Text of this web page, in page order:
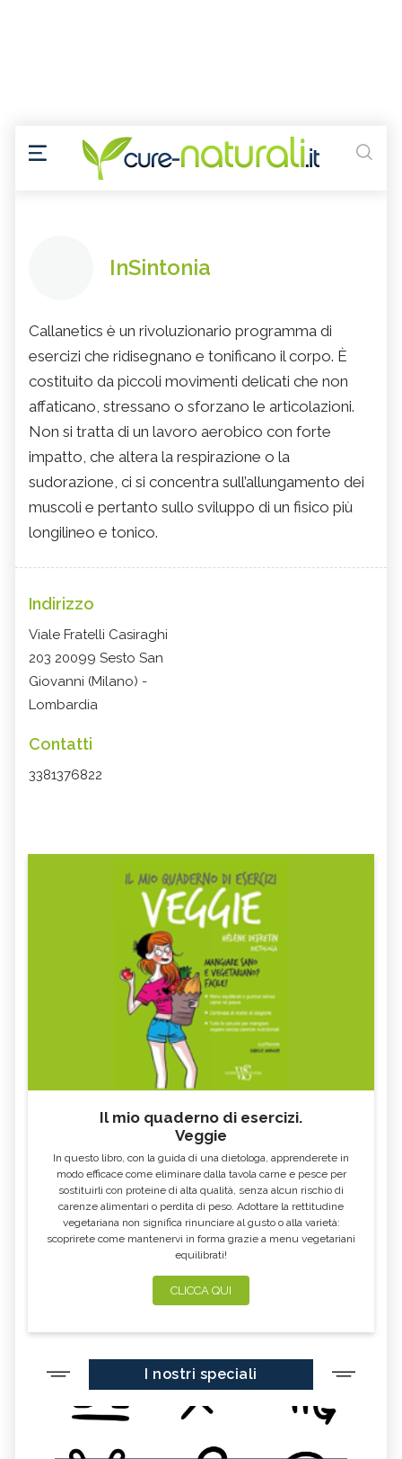
InSintonia
Callanetics è un rivoluzionario programma di
esercizi che ridisegnano e tonificano il corpo. È
costituito da piccoli movimenti delicati che non
affaticano, stressano o sforzano le articolazioni.
Non si tratta di un lavoro aerobico con forte
impatto, che altera la respirazione o la
sudorazione, ci si concentra sull’allungamento dei
muscoli e pertanto sullo sviluppo di un fisico più
longilineo e tonico.
Indirizzo
Viale Fratelli Casiraghi
203 20099 Sesto San
Giovanni (Milano) -
Lombardia
Contatti
3381376822
Il mio quaderno di esercizi.
Veggie
In questo libro, con la guida di una dietologa, apprenderete in
modo efficace come eliminare dalla tavola carne e pesce per
sostituirli con proteine di alta qualità, senza alcun rischio di
carenze alimentari o perdita di peso. Adottare la rettitudine
vegetariana non significa rinunciare al gusto o alla varietà:
scoprirete come mantenervi in forma grazie a menu vegetariani
equilibrati!
CLICCA QUI
I nostri speciali